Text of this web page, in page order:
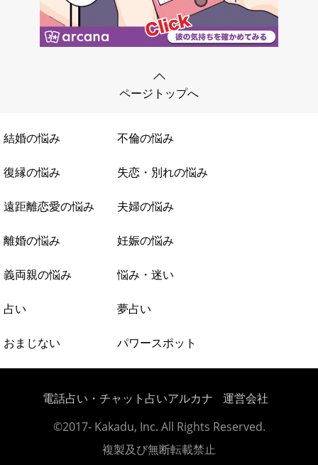
ページトップへ
結婚の悩み 不倫の悩み
復縁の悩み 失恋・別れの悩み
遠距離恋愛の悩み 夫婦の悩み
離婚の悩み 妊娠の悩み
義両親の悩み 悩み・迷い
占い 夢占い
おまじない パワースポット
電話占い・チャット占いアルカナ
運営会社
©2017- Kakadu, Inc. All Rights Reserved.
複製及び無断転載禁止